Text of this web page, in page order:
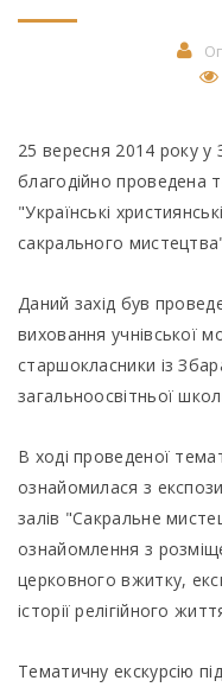
25 вересня 2014 року
благодійно проведена
"Українські
сакрального
Даний захід був
виховання учнівської
старшокласники із
загальноосвітньої
В ході проведеної
ознайомилася з
залів "Сакральне
ознайомлення з
церковного вжитку,
історії релігійного
Тематичну екскурсію